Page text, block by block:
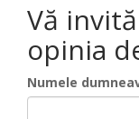
Vă
opinia
Numele